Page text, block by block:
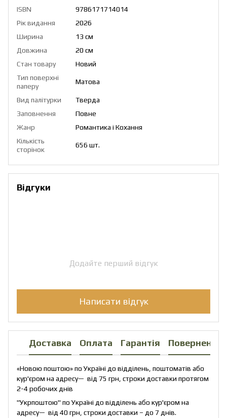
ISBN
9786171714014
Рік видання
2026
Ширина
13 см
Довжина
20 см
Стан товару
Новий
Тип поверхні
паперу
Матова
Вид палітурки
Тверда
Заповнення
Повне
Жанр
Романтика і Кохання
Кількість
сторінок
656 шт.
Відгуки
Додайте перший відгук
Написати відгук
Доставка Оплата Гарантія Повернення
«Новою поштою» по Україні до відділень, поштоматів або
кур'єром на адресу— від 75 грн, строки доставки протягом
2-4 робочих днів
"Укрпоштою" по Україні до відділень або кур'єром на
адресу— від 40 грн, строки доставки – до 7 днів.